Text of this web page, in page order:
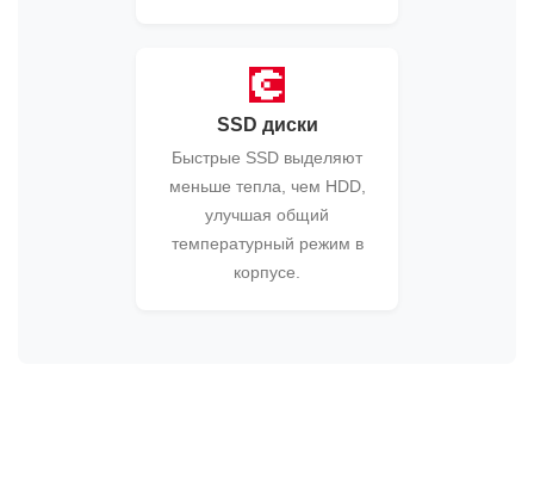
💽
SSD диски
Быстрые SSD выделяют
меньше тепла, чем HDD,
улучшая общий
температурный режим в
корпусе.